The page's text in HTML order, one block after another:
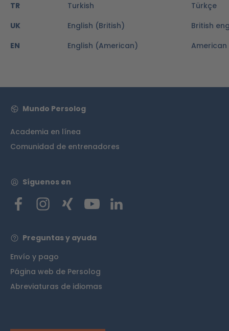
TR
Turkish
Türkçe
UK
English (British)
British
EN
English (American) American
Mundo Persolog
Academia en línea
Comunidad de entrenadores
Síguenos en
Preguntas y ayuda
Envío y pago
Página web de Persolog
Abreviaturas de idiomas